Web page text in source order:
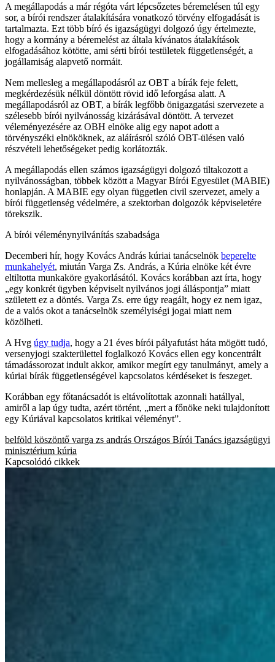
A megállapodás a már régóta várt lépcsőzetes béremelésen túl egy
sor, a bírói rendszer átalakítására vonatkozó törvény elfogadását is
tartalmazta. Ezt több bíró és igazságügyi dolgozó úgy értelmezte,
hogy a kormány a béremelést az általa kívánatos átalakítások
elfogadásához kötötte, ami sérti bírói testületek függetlenségét, a
jogállamiság alapvető normáit.
Nem mellesleg a megállapodásról az OBT a bírák feje felett,
megkérdezésük nélkül döntött rövid idő leforgása alatt. A
megállapodásról az OBT, a bírák legfőbb önigazgatási szervezete a
szélesebb bírói nyilvánosság kizárásával döntött. A tervezet
véleményezésére az OBH elnöke alig egy napot adott a
törvényszéki elnököknek, az aláírásról szóló OBT-ülésen való
részvételi lehetőségeket pedig korlátozták.
A megállapodás ellen számos igazságügyi dolgozó tiltakozott a
nyilvánosságban, többek között a Magyar Bírói Egyesület (MABIE)
honlapján. A MABIE egy olyan független civil szervezet, amely a
bírói függetlenség védelmére, a szektorban dolgozók képviseletére
törekszik.
A bírói véleménynyilvánítás szabadsága
Decemberi hír, hogy Kovács András kúriai tanácselnök beperelte
munkahelyét, miután Varga Zs. András, a Kúria elnöke két évre
eltiltotta munkaköre gyakorlásától. Kovács korábban azt írta, hogy
„egy konkrét ügyben képviselt nyilvános jogi álláspontja” miatt
született ez a döntés. Varga Zs. erre úgy reagált, hogy ez nem igaz,
de a valós okot a tanácselnök személyiségi jogai miatt nem
közölheti.
A Hvg úgy tudja, hogy a 21 éves bírói pályafutást háta mögött tudó,
versenyjogi szakterülettel foglalkozó Kovács ellen egy koncentrált
támadássorozat indult akkor, amikor megírt egy tanulmányt, amely a
kúriai bírák függetlenségével kapcsolatos kérdéseket is feszeget.
Korábban egy főtanácsadót is eltávolítottak azonnali hatállyal,
amiről a lap úgy tudta, azért történt, „mert a főnöke neki tulajdonított
egy Kúriával kapcsolatos kritikai véleményt”.
belföld köszöntő varga zs andrás Országos Bírói Tanács igazságügyi
minisztérium kúria
Kapcsolódó cikkek